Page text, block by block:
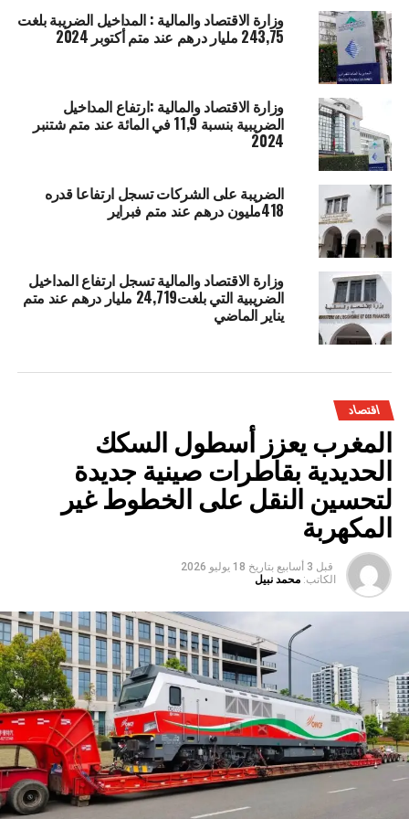
وزارة الاقتصاد والمالية : المداخيل الضريبة بلغت
243,75 مليار درهم عند متم أكتوبر 2024
وزارة الاقتصاد والمالية :ارتفاع المداخيل
الضريبية بنسبة 11,9 في المائة عند متم شتنبر
2024
الضريبة على الشركات تسجل ارتفاعا قدره
418مليون درهم عند متم فبراير
وزارة الاقتصاد والمالية تسجل ارتفاع المداخيل
الضريبية التي بلغت24,719 مليار درهم عند متم
يناير الماضي
اقتصاد
المغرب يعزز أسطول السكك
الحديدية بقاطرات صينية جديدة
لتحسين النقل على الخطوط غير
المكهربة
قبل 3 أسابيع بتاريخ 18 يوليو 2026
الكاتب: محمد نبيل